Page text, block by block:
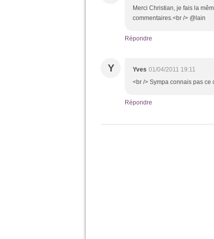
Merci Christian, je fais la
commentaires.<br /> @lain
Répondre
Y Yves 01/04/2011 19:11
<br /> Sympa connais pas ce
Répondre